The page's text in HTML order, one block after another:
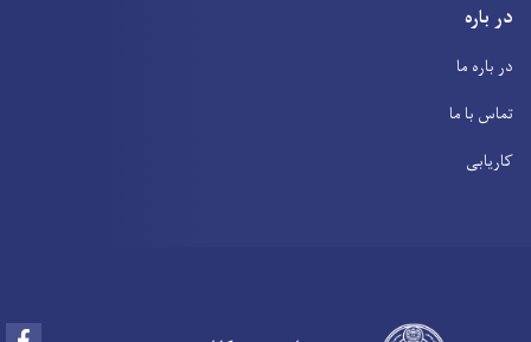
در باره
در باره ما
تماس با ما
کاریابی